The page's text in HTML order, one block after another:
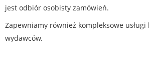
jest odbiór osobisty zamówień.
Zapewniamy również kompleksowe usługi
wydawców.